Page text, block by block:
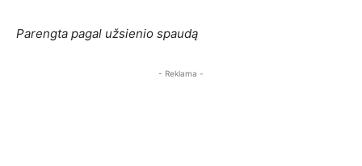
Parengta pagal užsienio spaudą
- Reklama -